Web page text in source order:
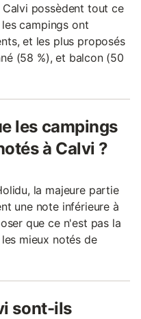
possèdent tout ce
campings ont
et les plus proposés
(58 %), et balcon (50
les campings
à Calvi ?
la majeure partie
une note inférieure à
que ce n'est pas la
mieux notés de
sont-ils